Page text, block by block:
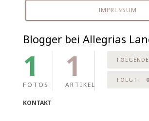
IMPRESSUM
Blogger bei Allegrias
1
FOTOS
1
ARTIKEL
FOLGT: 0
KONTAKT